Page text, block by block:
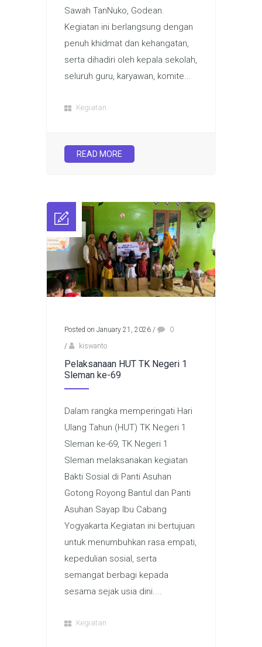
Sawah TanNuko, Godean.
Kegiatan ini berlangsung dengan
penuh khidmat dan kehangatan,
serta dihadiri oleh kepala sekolah,
seluruh guru, karyawan, komite...
Kegiatan
READ MORE
Posted on January 21, 2026 /
0
/
kiswanto
Pelaksanaan HUT TK Negeri 1
Sleman ke-69
Dalam rangka memperingati Hari
Ulang Tahun (HUT) TK Negeri 1
Sleman ke-69, TK Negeri 1
Sleman melaksanakan kegiatan
Bakti Sosial di Panti Asuhan
Gotong Royong Bantul dan Panti
Asuhan Sayap Ibu Cabang
Yogyakarta.Kegiatan ini bertujuan
untuk menumbuhkan rasa empati,
kepedulian sosial, serta
semangat berbagi kepada
sesama sejak usia dini....
Kegiatan